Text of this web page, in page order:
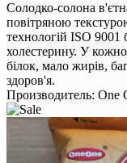
Солодко-солона
повітряною
технологій ISO 9001
холестерину. У
білок, мало жирів,
здоров'я.
Производитель: One